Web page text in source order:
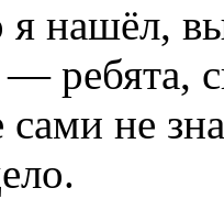
я нашёл,
ребята,
не